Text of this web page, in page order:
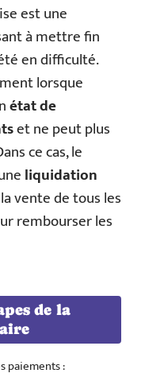
est une
à mettre fin
en difficulté.
lorsque
état de
et ne peut plus
ce cas, le
liquidation
vente de tous les
rembourser les
de la
paiements :